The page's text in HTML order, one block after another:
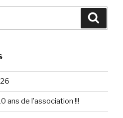
ans de l’association !!!